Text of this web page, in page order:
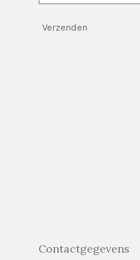
Verzenden
Contactgegevens